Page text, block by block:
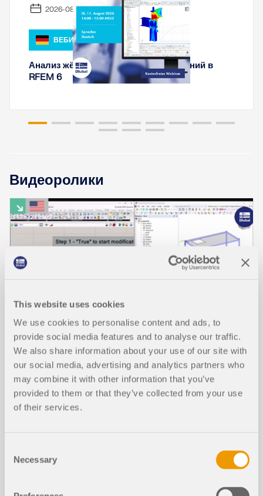
This website uses cookies
We use cookies to personalise content and ads, to
provide social media features and to analyse our traffic.
We also share information about your use of our site with
our social media, advertising and analytics partners who
may combine it with other information that you’ve
provided to them or that they’ve collected from your use
of their services.
Selection
Necessary
2026-08-11
ВЕБИНАР
Анализ жёсткости стальных соединений в
RFEM 6
Видеоролики
СОБЫТИЕ
Вебинар | Grasshopper - RFEM 6:
Представление новых файлов примеров